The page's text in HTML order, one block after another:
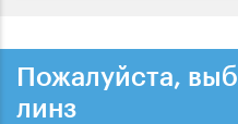
Пожалуйста,
линз